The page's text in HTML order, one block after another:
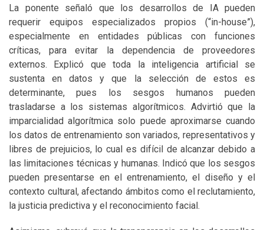
La ponente señaló que los desarrollos de IA pueden
requerir equipos especializados propios (“in-house”),
especialmente en entidades públicas con funciones
críticas, para evitar la dependencia de proveedores
externos. Explicó que toda la inteligencia artificial se
sustenta en datos y que la selección de estos es
determinante, pues los sesgos humanos pueden
trasladarse a los sistemas algorítmicos. Advirtió que la
imparcialidad algorítmica solo puede aproximarse cuando
los datos de entrenamiento son variados, representativos y
libres de prejuicios, lo cual es difícil de alcanzar debido a
las limitaciones técnicas y humanas. Indicó que los sesgos
pueden presentarse en el entrenamiento, el diseño y el
contexto cultural, afectando ámbitos como el reclutamiento,
la justicia predictiva y el reconocimiento facial.